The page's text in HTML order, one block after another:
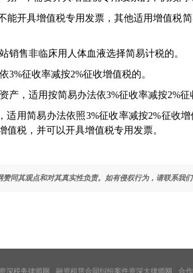
能开具增值税专用发票，其他适用增值税
销售非临床用人体血液选择简易计税的。
3%征收率减按2%征收增值税的。
产，适用按简易办法依3%征收率减按2%征
适用简易办法依照3%征收率减按2%征收
税，并可以开具增值税专用发票。
同其观点和对其真实性负责。如有侵权行为，请联系我们
深税务律师网 融资租赁合同纠纷案件资深大律师网 合